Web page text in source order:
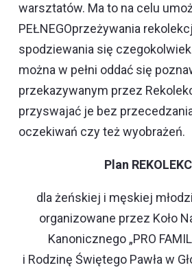
warsztatów. Ma to na celu
PEŁNEGOprzeżywania
spodziewania się
można w pełni oddać się
przekazywanym przez
przyswajać je bez
oczekiwań czy też wyobrażeń.
Plan
dla żeńskiej i męskiej
organizowane przez Koło
Kanonicznego „PRO
i Rodzinę Świętego Pawła w